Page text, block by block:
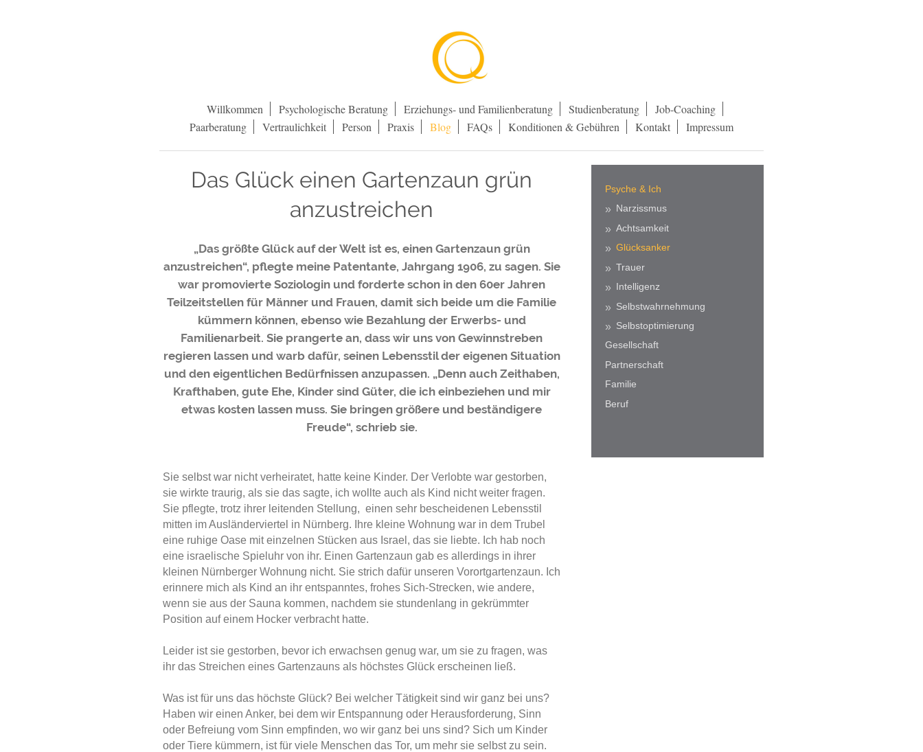
Willkommen Psychologische Beratung Erziehungs- und Familienberatung Studienberatung
Job-Coaching
Paarberatung
Vertraulichkeit Person Praxis Blog FAQs Konditionen & Gebühren Kontakt Impressum
Das Glück einen Gartenzaun grün
anzustreichen
„Das größte Glück auf der Welt ist es, einen Gartenzaun grün
anzustreichen“, pflegte meine Patentante, Jahrgang 1906, zu sagen. Sie
war promovierte Soziologin und forderte schon in den 60er Jahren
Teilzeitstellen für Männer und Frauen, damit sich beide um die Familie
kümmern können, ebenso wie Bezahlung der Erwerbs- und
Familienarbeit. Sie prangerte an, dass wir uns von Gewinnstreben
regieren lassen und warb dafür, seinen Lebensstil der eigenen Situation
und den eigentlichen Bedürfnissen anzupassen. „Denn auch Zeithaben,
Krafthaben, gute Ehe, Kinder sind Güter, die ich einbeziehen und mir
etwas kosten lassen muss. Sie bringen größere und beständigere
Freude“, schrieb sie.
Sie selbst war nicht verheiratet, hatte keine Kinder. Der Verlobte war gestorben,
sie wirkte traurig, als sie das sagte, ich wollte auch als Kind nicht weiter fragen.
Sie pflegte, trotz ihrer leitenden Stellung, einen sehr bescheidenen Lebensstil
mitten im Ausländerviertel in Nürnberg. Ihre kleine Wohnung war in dem Trubel
eine ruhige Oase mit einzelnen Stücken aus Israel, das sie liebte. Ich hab noch
eine israelische Spieluhr von ihr. Einen Gartenzaun gab es allerdings in ihrer
kleinen Nürnberger Wohnung nicht. Sie strich dafür unseren Vorortgartenzaun. Ich
erinnere mich als Kind an ihr entspanntes, frohes Sich-Strecken, wie andere,
wenn sie aus der Sauna kommen, nachdem sie stundenlang in gekrümmter
Position auf einem Hocker verbracht hatte.
Leider ist sie gestorben, bevor ich erwachsen genug war, um sie zu fragen, was
ihr das Streichen eines Gartenzauns als höchstes Glück erscheinen ließ.
Was ist für uns das höchste Glück? Bei welcher Tätigkeit sind wir ganz bei uns?
Haben wir einen Anker, bei dem wir Entspannung oder Herausforderung, Sinn
oder Befreiung vom Sinn empfinden, wo wir ganz bei uns sind? Sich um Kinder
oder Tiere kümmern, ist für viele Menschen das Tor, um mehr sie selbst zu sein.
Psyche & Ich
Narzissmus
Achtsamkeit
Glücksanker
Trauer
Intelligenz
Selbstwahrnehmung
Selbstoptimierung
Gesellschaft
Partnerschaft
Familie
Beruf